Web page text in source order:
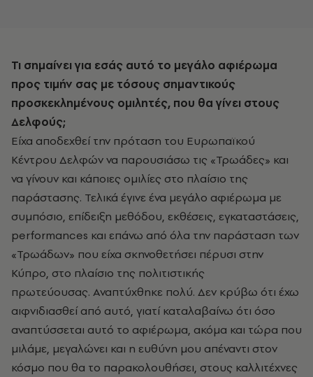
Τι σημαίνει για εσάς αυτό το μεγάλο αφιέρωμα
προς τιμήν σας με τόσους σημαντικούς
προσκεκλημένους ομιλητές, που θα γίνει στους
Δελφούς;
Είχα αποδεχθεί την πρόταση του Ευρωπαϊκού
Κέντρου Δελφών να παρουσιάσω τις «Τρωάδες» και
να γίνουν και κάποιες ομιλίες στο πλαίσιο της
παράστασης. Τελικά έγινε ένα μεγάλο αφιέρωμα με
συμπόσιο, επίδειξη μεθόδου, εκθέσεις, εγκαταστάσεις,
performances και επάνω από όλα την παράσταση των
«Τρωάδων» που είχα σκηνοθετήσει πέρυσι στην
Κύπρο, στο πλαίσιο της πολιτιστικής
πρωτεύουσας. Αναπτύχθηκε πολύ. Δεν κρύβω ότι έχω
αιφνιδιασθεί από αυτό, γιατί καταλαβαίνω ότι όσο
αναπτύσσεται αυτό το αφιέρωμα, ακόμα και τώρα που
μιλάμε, μεγαλώνει και η ευθύνη μου απέναντι στον
κόσμο που θα το παρακολουθήσει, στους καλλιτέχνες